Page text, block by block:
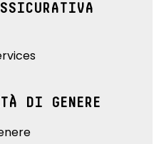
DI GENERE